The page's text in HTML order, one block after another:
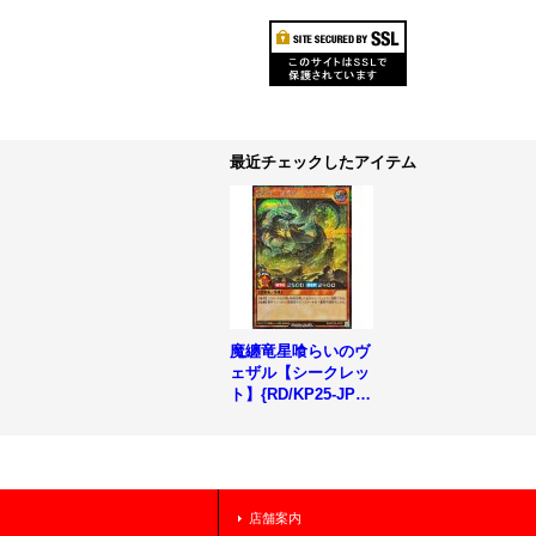
最近チェックしたアイテム
魔纏竜星喰らいのヴ
ェザル【シークレッ
ト】{RD/KP25-JP02
店舗案内